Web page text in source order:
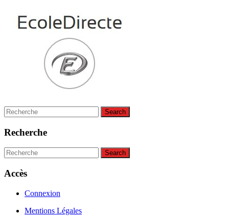
Search
for:
Recherche
Search
for:
Accès
Connexion
Mentions Légales